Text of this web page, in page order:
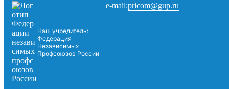
Наш учредитель:
Федерация
Независимых
Профсоюзов России
e-mail:pricom@gup.ru